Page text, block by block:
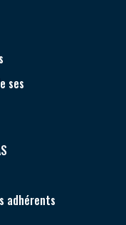
ses
adhérents